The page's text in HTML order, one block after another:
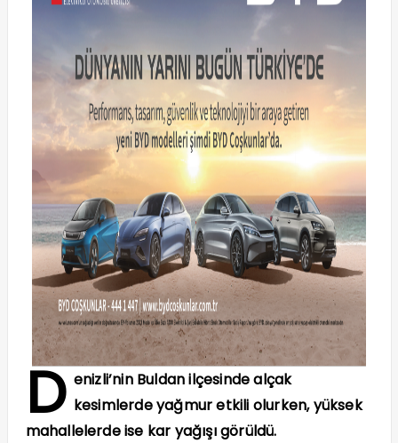
D enizli’nin Buldan ilçesinde alçak
kesimlerde yağmur etkili olurken, yüksek
mahallelerde ise kar yağışı görüldü.